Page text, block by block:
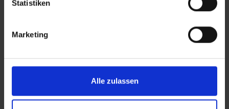
Statistiken
Marketing
Alle zulassen
Touristensteuer (Ecotasa) erhoben wird.
Die Höhe der Steuer ist von der Hotel- bzw.
Schlüsselkategorie abhängig und wird pro
berechnet. Folgende Gebühren sind ab den 01.